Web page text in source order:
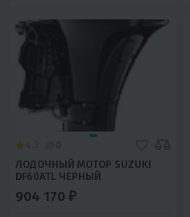
ЛОДОЧНЫЙ МОТОР SUZUKI
DF60ATL ЧЕРНЫЙ
904 170 ₽